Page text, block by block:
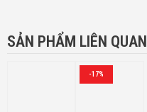
SẢN PHẨM LIÊN QUAN
-17%